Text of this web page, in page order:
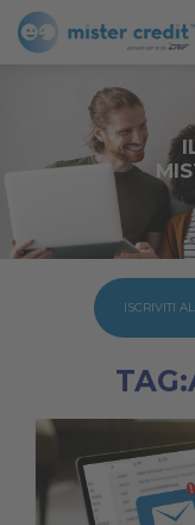
ISCRIVITI